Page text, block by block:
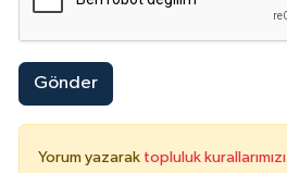
Gönder
Yorum yazarak topluluk kurallarımızı